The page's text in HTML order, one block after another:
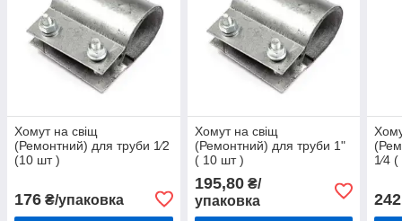
Хомут на свіщ
(Ремонтний) для труби 1⁄2
(10 шт )
176 ₴/упаковка
Хомут на свіщ
(Ремонтний) для труби 1"
( 10 шт )
195,80₴/
упаковка
1⁄4
242